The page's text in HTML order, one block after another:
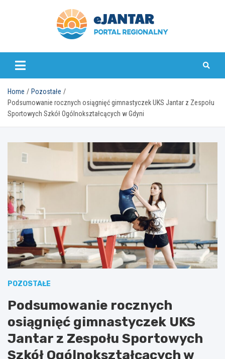
ejantar.pl
Home
Pozostałe
Podsumowanie rocznych osiągnięć gimnastyczek UKS Jantar z Zespołu
Sportowych Szkół Ogólnokształcących w Gdyni
POZOSTAŁE
Podsumowanie rocznych
osiągnięć gimnastyczek UKS
Jantar z Zespołu Sportowych
Szkół Ogólnokształcących w